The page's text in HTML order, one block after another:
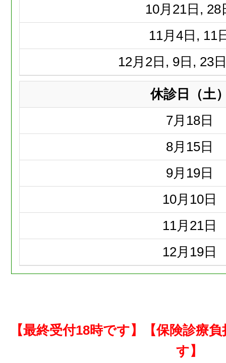
10月 21日, 28
11月 4日, 11
12月 2日, 9日, 23
休診日（土
7月 18日
8月 15日
9月 19日
10月 10日
11月 21日
12月 19日
【最終受付18時です】【保険診療
す】